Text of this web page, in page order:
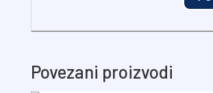
Povezani proizvodi